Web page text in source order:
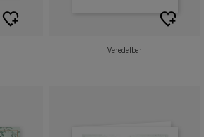
Veredelbar